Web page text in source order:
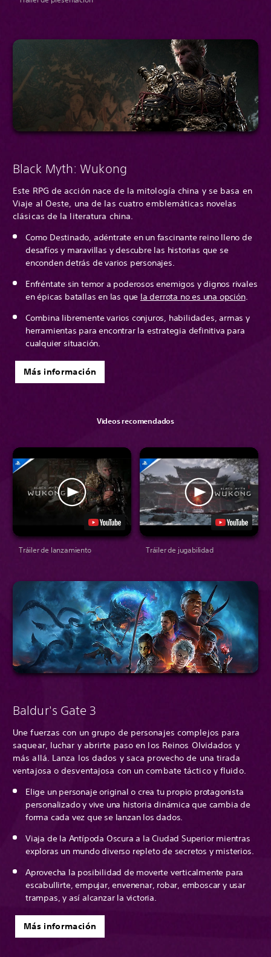
Black Myth: Wukong
Este RPG de acción nace de la mitología china y se basa en
Viaje al Oeste, una de las cuatro emblemáticas novelas
clásicas de la literatura china.
Como Destinado, adéntrate en un fascinante reino lleno de
desafíos y maravillas y descubre las historias que se
enconden detrás de varios personajes.
Enfréntate sin temor a poderosos enemigos y dignos rivales
en épicas batallas en las que la derrota no es una opción.
Combina libremente varios conjuros, habilidades, armas y
herramientas para encontrar la estrategia definitiva para
cualquier situación.
Más información
Videos recomendados
Tráiler de lanzamiento Tráiler de jugabilidad
Baldur's Gate 3
Une fuerzas con un grupo de personajes complejos para
saquear, luchar y abrirte paso en los Reinos Olvidados y
más allá. Lanza los dados y saca provecho de una tirada
ventajosa o desventajosa con un combate táctico y fluido.
Elige un personaje original o crea tu propio protagonista
personalizado y vive una historia dinámica que cambia de
forma cada vez que se lanzan los dados.
Viaja de la Antípoda Oscura a la Ciudad Superior mientras
exploras un mundo diverso repleto de secretos y misterios.
Aprovecha la posibilidad de moverte verticalmente para
escabullirte, empujar, envenenar, robar, emboscar y usar
trampas, y así alcanzar la victoria.
Más información